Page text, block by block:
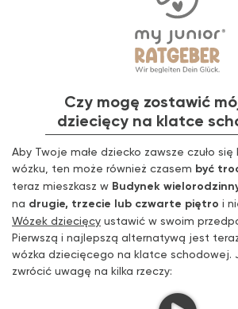
Czy mogę zostawić
dziecięcy na klatce
Aby Twoje małe dziecko zawsze czuło
wózku, ten może również czasem być
teraz mieszkasz w Budynek
na drugie, trzecie lub czwarte piętro i
Wózek dziecięcy ustawić w swoim
Pierwszą i najlepszą alternatywą jest
wózka dziecięcego na klatce schodowej.
zwrócić uwagę na kilka rzeczy: